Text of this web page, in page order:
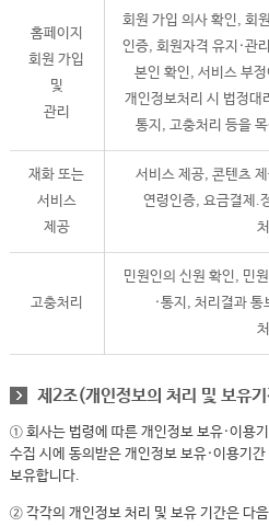
홈페이지
회원 가입
및
관리
회원 가입 의사 확인, 회
인증, 회원자격 유지·관
본인 확인, 서비스 부
개인정보처리 시 법정대
통지, 고충처리 등을
재화 또는
서비스
제공
서비스 제공, 콘텐츠
연령인증, 요금결제.
고충처리
민원인의 신원 확인, 민
·통지, 처리결과
제2조(개인정보의 처리 및 보유
① 회사는 법령에 따른 개인정보 보유·이용
수집 시에 동의받은 개인정보 보유·이용기
보유합니다.
② 각각의 개인정보 처리 및 보유 기간은 다